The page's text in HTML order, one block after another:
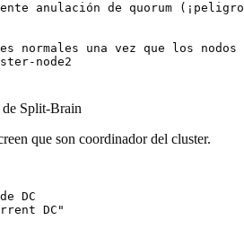
anulación de quorum
normales una vez que los nodos
Split-Brain
que son coordinador del cluster.
DC
DC"